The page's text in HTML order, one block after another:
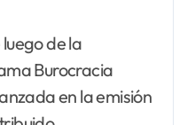
de la
Burocracia
en la emisión